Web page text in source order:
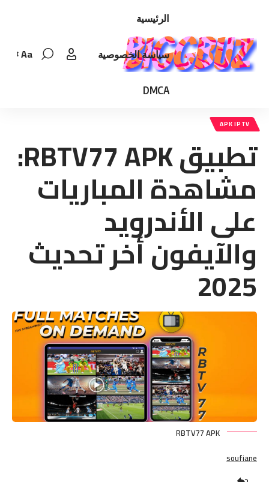
الرئيسية
سياسة الخصوصية
DMCA
Font
Aa
APK IPTV
تطبيق RBTV77 APK:
مشاهدة المباريات
على الأندرويد
والآيفون أخر تحديث
2025
RBTV77 APK
soufiane